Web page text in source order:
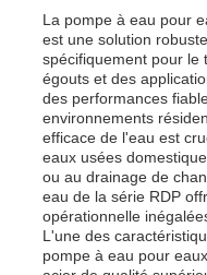
La pompe à eau pour
est une solution
spécifiquement pour le
égouts et des
des performances
environnements
efficace de l'eau est
eaux usées
ou au drainage de
eau de la série RDP
opérationnelle
L'une des
pompe à eau pour